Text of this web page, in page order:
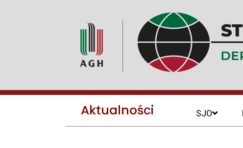
Aktualności SJO